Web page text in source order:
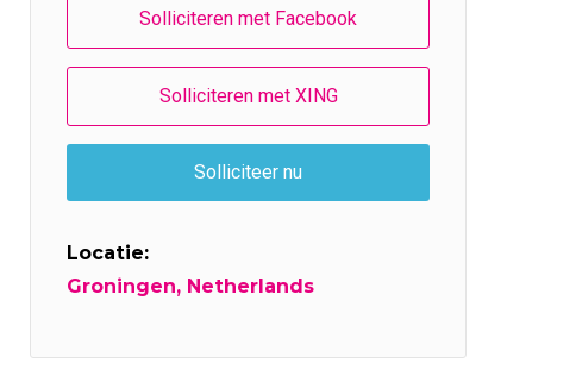
Locatie:
Groningen, Netherlands